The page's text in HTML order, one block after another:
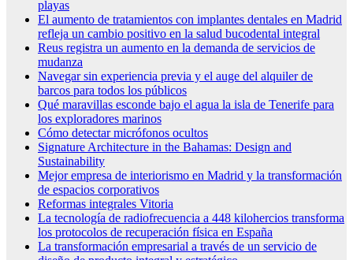
playas
El aumento de tratamientos con implantes dentales en Madrid
refleja un cambio positivo en la salud bucodental integral
Reus registra un aumento en la demanda de servicios de
mudanza
Navegar sin experiencia previa y el auge del alquiler de
barcos para todos los públicos
Qué maravillas esconde bajo el agua la isla de Tenerife para
los exploradores marinos
Cómo detectar micrófonos ocultos
Signature Architecture in the Bahamas: Design and
Sustainability
Mejor empresa de interiorismo en Madrid y la transformación
de espacios corporativos
Reformas integrales Vitoria
La tecnología de radiofrecuencia a 448 kilohercios transforma
los protocolos de recuperación física en España
La transformación empresarial a través de un servicio de